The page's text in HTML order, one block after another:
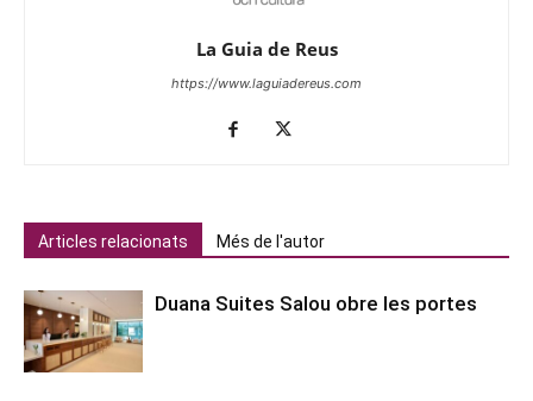
La Guia de Reus
https://www.laguiadereus.com
Articles relacionats Més de l'autor
Duana Suites Salou obre les portes